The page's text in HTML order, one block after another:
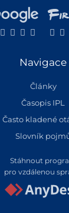
Navigace
Články
Časopis IPL
Často kladené
Slovník
Stáhnout
pro vzdálenou